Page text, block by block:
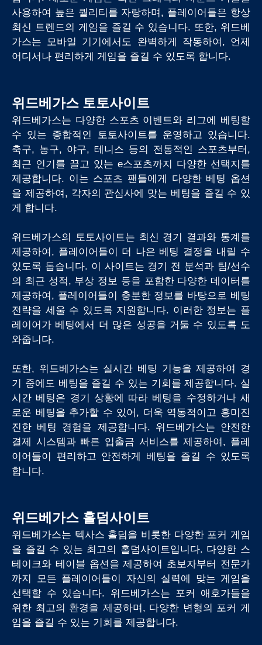
사용하여 높은 퀄리티를 자랑하며, 플레이어들은 항상
최신 트렌드의 게임을 즐길 수 있습니다. 또한, 위드베
가스는 모바일 기기에서도 완벽하게 작동하여, 언제
어디서나 편리하게 게임을 즐길 수 있도록 합니다.
위드베가스 토토사이트
위드베가스는 다양한 스포츠 이벤트와 리그에 베팅할
수 있는 종합적인 토토사이트를 운영하고 있습니다.
축구, 농구, 야구, 테니스 등의 전통적인 스포츠부터,
최근 인기를 끌고 있는 e스포츠까지 다양한 선택지를
제공합니다. 이는 스포츠 팬들에게 다양한 베팅 옵션
을 제공하여, 각자의 관심사에 맞는 베팅을 즐길 수 있
게 합니다.
위드베가스의 토토사이트는 최신 경기 결과와 통계를
제공하여, 플레이어들이 더 나은 베팅 결정을 내릴 수
있도록 돕습니다. 이 사이트는 경기 전 분석과 팀/선수
의 최근 성적, 부상 정보 등을 포함한 다양한 데이터를
제공하여, 플레이어들이 충분한 정보를 바탕으로 베팅
전략을 세울 수 있도록 지원합니다. 이러한 정보는 플
레이어가 베팅에서 더 많은 성공을 거둘 수 있도록 도
와줍니다.
또한, 위드베가스는 실시간 베팅 기능을 제공하여 경
기 중에도 베팅을 즐길 수 있는 기회를 제공합니다. 실
시간 베팅은 경기 상황에 따라 베팅을 수정하거나 새
로운 베팅을 추가할 수 있어, 더욱 역동적이고 흥미진
진한 베팅 경험을 제공합니다. 위드베가스는 안전한
결제 시스템과 빠른 입출금 서비스를 제공하여, 플레
이어들이 편리하고 안전하게 베팅을 즐길 수 있도록
합니다.
위드베가스 홀덤사이트
위드베가스는 텍사스 홀덤을 비롯한 다양한 포커 게임
을 즐길 수 있는 최고의 홀덤사이트입니다. 다양한 스
테이크와 테이블 옵션을 제공하여 초보자부터 전문가
까지 모든 플레이어들이 자신의 실력에 맞는 게임을
선택할 수 있습니다. 위드베가스는 포커 애호가들을
위한 최고의 환경을 제공하며, 다양한 변형의 포커 게
임을 즐길 수 있는 기회를 제공합니다.